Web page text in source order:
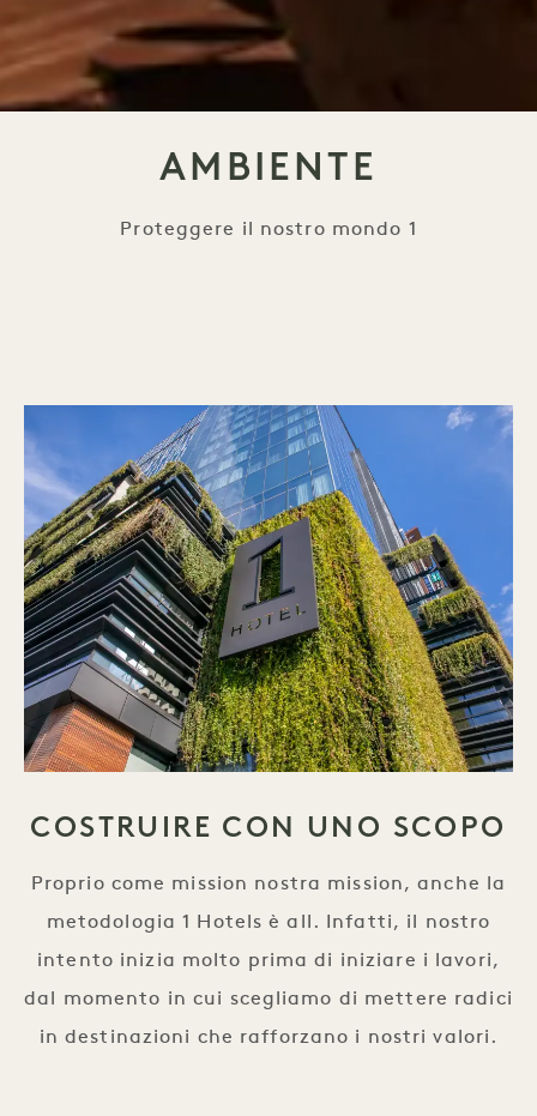
AMBIENTE
Proteggere il nostro mondo 1
COSTRUIRE CON UNO SCOPO
Proprio come mission nostra mission, anche la
metodologia 1 Hotels è all. Infatti, il nostro
intento inizia molto prima di iniziare i lavori,
dal momento in cui scegliamo di mettere radici
in destinazioni che rafforzano i nostri valori.